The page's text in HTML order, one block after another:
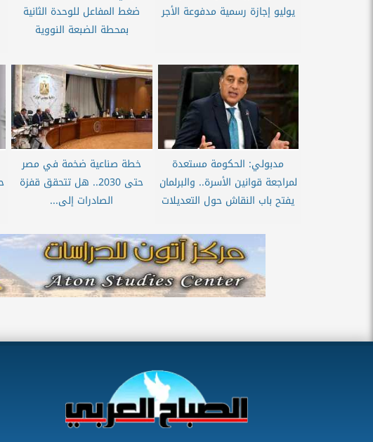
يوليو إجازة رسمية مدفوعة الأجر
ضغط المفاعل للوحدة الثانية
بمحطة الضبعة النووية
مدبولي: الحكومة مستعدة
لمراجعة قوانين الأسرة.. والبرلمان
يفتح باب النقاش حول التعديلات
خطة صناعية ضخمة في مصر
حتى 2030.. هل تتحقق قفزة
الصادرات إلى...